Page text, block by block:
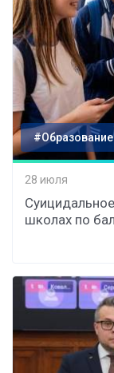
#Образование
28 июля
школах по